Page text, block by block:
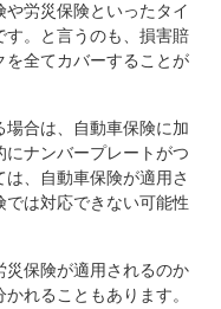
労災保険といったタイ
す。と言うのも、損害賠
全てカバーすることが
合は、自動車保険に加
にナンバープレートがつ
、自動車保険が適用さ
は対応できない可能性
保険が適用されるのか
れることもあります。